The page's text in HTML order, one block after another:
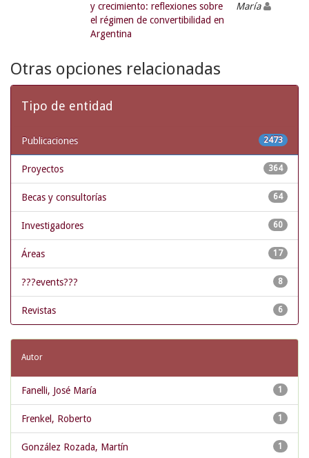
y crecimiento: reflexiones sobre
el régimen de convertibilidad en
Argentina
María
Otras opciones relacionadas
Tipo de entidad
2473
Publicaciones
364
Proyectos
64
Becas y consultorías
60
Investigadores
17
Áreas
8
???events???
6
Revistas
Autor
1
Fanelli, José María
1
Frenkel, Roberto
1
González Rozada, Martín